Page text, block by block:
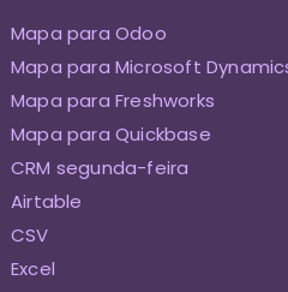
Mapa para Odoo
Mapa para Microsoft
Mapa para Freshworks
Mapa para Quickbase
CRM segunda-feira
Airtable
CSV
Excel